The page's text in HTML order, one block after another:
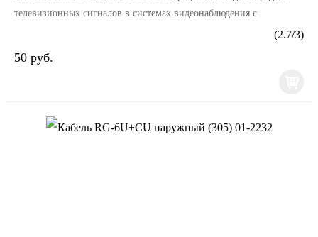
телевизионных сигналов в системах видеонаблюдения с
одновременным подключением питания и/или передачи си...
(2.7/3)
50 руб.